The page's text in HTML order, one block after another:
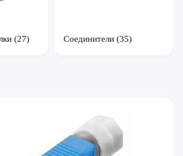
(27) Соединители (35)